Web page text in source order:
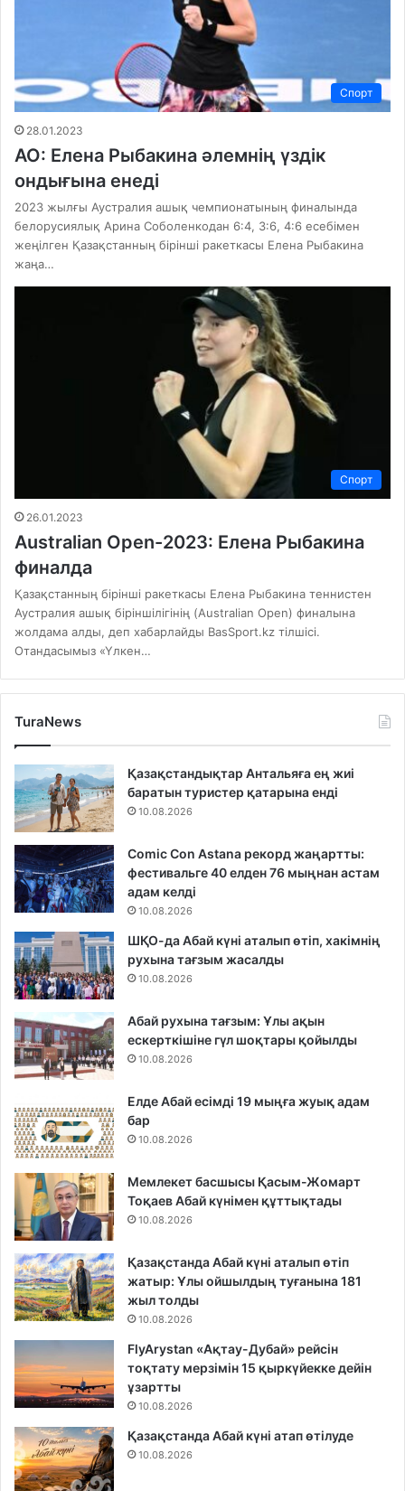
Спорт
28.01.2023
АО: Елена Рыбакина әлемнің үздік
ондығына енеді
2023 жылғы Аустралия ашық чемпионатының финалында
белорусиялық Арина Соболенкодан 6:4, 3:6, 4:6 есебімен
жеңілген Қазақстанның бірінші ракеткасы Елена Рыбакина
жаңа…
Спорт
26.01.2023
Australian Open-2023: Елена Рыбакина
финалда
Қазақстанның бірінші ракеткасы Елена Рыбакина теннистен
Аустралия ашық біріншілігінің (Australian Open) финалына
жолдама алды, деп хабарлайды BasSport.kz тілшісі.
Отандасымыз «Үлкен…
TuraNews
Қазақстандықтар Антальяға ең жиі
баратын туристер қатарына енді
10.08.2026
Comic Con Astana рекорд жаңартты:
фестивальге 40 елден 76 мыңнан астам
адам келді
10.08.2026
ШҚО-да Абай күні аталып өтіп, хакімнің
рухына тағзым жасалды
10.08.2026
Абай рухына тағзым: Ұлы ақын
ескерткішіне гүл шоқтары қойылды
10.08.2026
Елде Абай есімді 19 мыңға жуық адам
бар
10.08.2026
Мемлекет басшысы Қасым-Жомарт
Тоқаев Абай күнімен құттықтады
10.08.2026
Қазақстанда Абай күні аталып өтіп
жатыр: Ұлы ойшылдың туғанына 181
жыл толды
10.08.2026
FlyArystan «Ақтау-Дубай» рейсін
тоқтату мерзімін 15 қыркүйекке дейін
ұзартты
10.08.2026
Қазақстанда Абай күні атап өтілуде
10.08.2026